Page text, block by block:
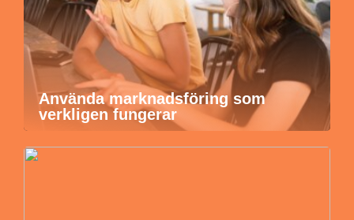
Använda marknadsföring som
verkligen fungerar